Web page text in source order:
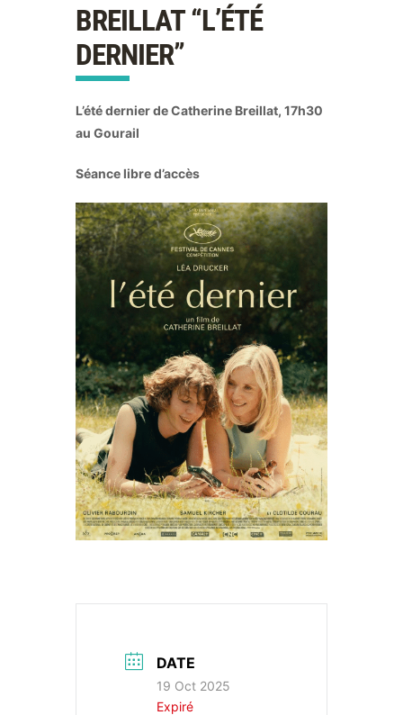
BREILLAT “L’ÉTÉ
DERNIER”
L’été dernier de Catherine Breillat, 17h30
au Gourail
Séance libre d’accès
DATE
19 Oct 2025
Expiré